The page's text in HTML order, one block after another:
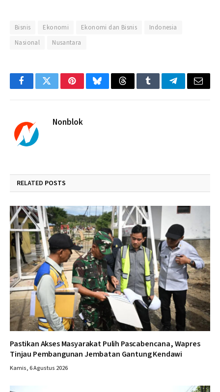
Bisnis Ekonomi Ekonomi dan Bisnis
Indonesia
Nasional
Nusantara
FacebookTwitterPinterestBlueskyThreadsTumblrTelegramEmail
Nonblok
RELATED POSTS
Pastikan Akses Masyarakat Pulih Pascabencana, Wapres
Tinjau Pembangunan Jembatan Gantung Kendawi
Kamis, 6 Agustus 2026